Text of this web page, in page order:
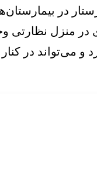
در
منزل نظارتی
و می‌تواند در